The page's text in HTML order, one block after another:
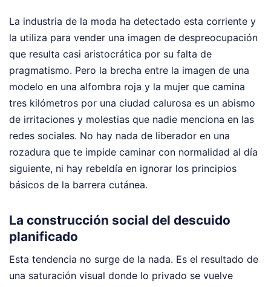
La industria de la moda ha detectado esta corriente y
la utiliza para vender una imagen de despreocupación
que resulta casi aristocrática por su falta de
pragmatismo. Pero la brecha entre la imagen de una
modelo en una alfombra roja y la mujer que camina
tres kilómetros por una ciudad calurosa es un abismo
de irritaciones y molestias que nadie menciona en las
redes sociales. No hay nada de liberador en una
rozadura que te impide caminar con normalidad al día
siguiente, ni hay rebeldía en ignorar los principios
básicos de la barrera cutánea.
La construcción social del descuido
planificado
Esta tendencia no surge de la nada. Es el resultado de
una saturación visual donde lo privado se vuelve